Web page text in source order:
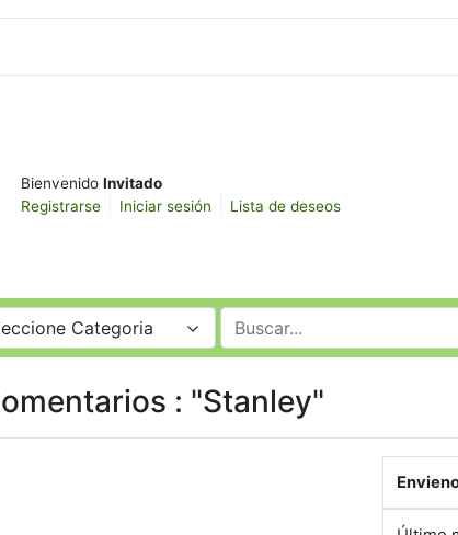
Bienvenido Invitado
Registrarse
Iniciar sesión Lista de deseos
Categoria
: "Stanley"